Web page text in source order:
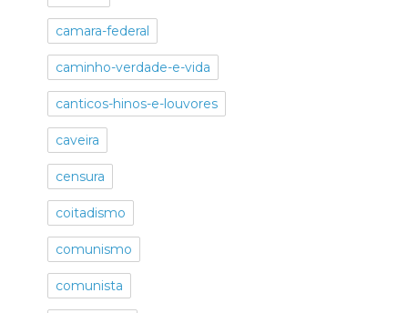
camara-federal
caminho-verdade-e-vida
canticos-hinos-e-louvores
caveira
censura
coitadismo
comunismo
comunista